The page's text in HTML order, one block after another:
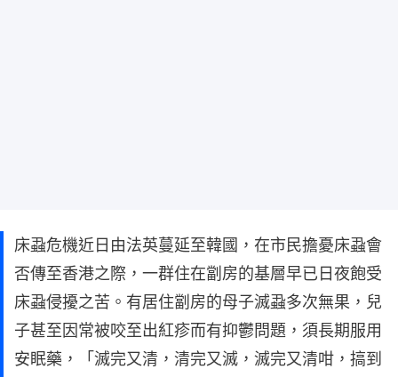
床蝨危機近日由法英蔓延至韓國，在市民擔憂床蝨會
否傳至香港之際，一群住在劏房的基層早已日夜飽受
床蝨侵擾之苦。有居住劏房的母子滅蝨多次無果，兒
子甚至因常被咬至出紅疹而有抑鬱問題，須長期服用
安眠藥，「滅完又清，清完又滅，滅完又清咁，搞到